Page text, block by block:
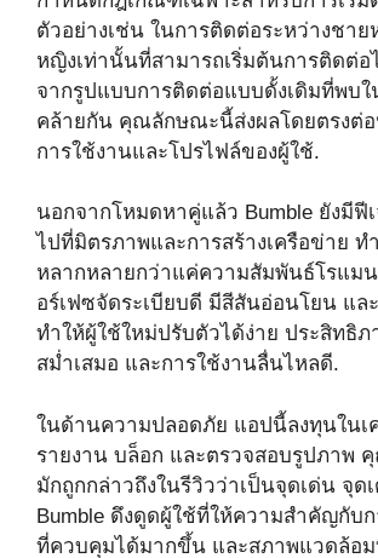
ตัวอย่างเช่น ในการติดต่อระหว่างชาย
หญิงเท่านั้นที่สามารถเริ่มต้นการติดต่อ
จากรูปแบบการติดต่อแบบดั้งเดิมที่พบ
คล้ายกัน คุณลักษณะนี้ส่งผลโดยตรงต่
การใช้งานและโปรไฟล์ของผู้ใช้.
นอกจากโหมดหาคู่แล้ว Bumble ยังมีฟี
ไปที่มิตรภาพและการสร้างเครือข่าย ท
หลากหลายกว่าแค่ความสัมพันธ์โรแม
อร์เฟซจัดระเบียบดี มีสีสันอ่อนโยน แล
ทำให้ผู้ใช้ใหม่ปรับตัวได้ง่าย ประสิทธิภ
สม่ำเสมอ และการใช้งานลื่นไหลดี.
ในด้านความปลอดภัย แอปนี้ลงทุนในเ
รายงาน บล็อก และตรวจสอบรูปภาพ
มักถูกกล่าวถึงในรีวิวว่าเป็นจุดเด่น จุด
Bumble ดึงดูดผู้ใช้ที่ให้ความสำคัญกับ
ที่ควบคุมได้มากขึ้น และสภาพแวดล้อ